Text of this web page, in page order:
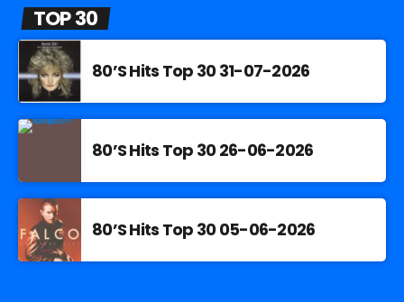
TOP 30
80’S Hits Top 30 31-07-2026
80’S Hits Top 30 26-06-2026
80’S Hits Top 30 05-06-2026